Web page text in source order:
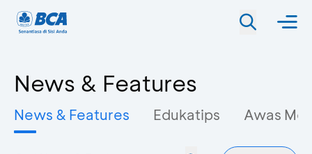
News & Features
News & Features Edukatips Awas